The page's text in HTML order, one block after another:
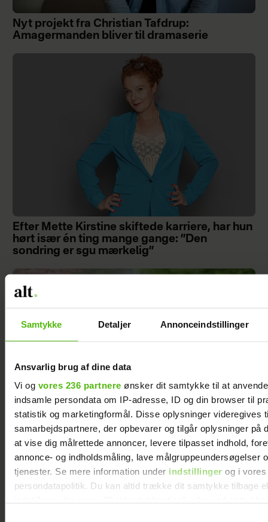
Samtykke Detaljer Annonceindstillinger
Ansvarlig brug af dine data
Vi og vores 236 partnere ønsker dit samtykke til at
indsamle persondata om IP-adresse, ID og din browser til
statistik og marketingformål. Disse oplysninger videregives
samarbejdspartnere, der opbevarer og tilgår oplysninger på
at vise dig målrettede annoncer, levere tilpasset indhold,
annonce- og indholdsmåling, lave målgruppeundersøgelser
tjenester. Se mere information under indstillinger og i vores
persondatapolitik. Du kan altid trække dit samtykke tilbage
Nyt projekt fra Christian Tafdrup:
Amagermanden bliver til dramaserie
Efter Mette Kirstine skiftede karriere, har hun
hørt især én ting mange gange: ”Den
sondring er sgu mærkelig”
Da Ada Folkmann blev skilt, følte hun sig
ensom – men så ændrede et opslag på
Facebook hendes liv